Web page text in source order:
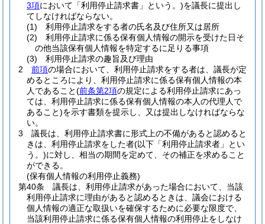
3項において「利用停止請求書」という。)を議長に提出し
てしなければならない。
(1)
利用停止請求をする者の氏名及び住所又は居所
(2)
利用停止請求に係る保有個人情報の開示を受けた日そ
の他当該保有個人情報を特定するに足りる事項
(3)
利用停止請求の趣旨及び理由
2
前項の場合において、利用停止請求をする者は、議長が定
めるところにより、利用停止請求に係る保有個人情報の本
人であること(前条第2項の規定による利用停止請求にあっ
ては、利用停止請求に係る保有個人情報の本人の代理人で
あること)を示す書類を提示し、又は提出しなければならな
い。
3
議長は、利用停止請求書に形式上の不備があると認めると
きは、利用停止請求をした者(以下「利用停止請求者」とい
う。)に対し、相当の期間を定めて、その補正を求めること
ができる。
(保有個人情報の利用停止義務)
第40条
議長は、利用停止請求があった場合において、当該
利用停止請求に理由があると認めるときは、議会における
個人情報の適正な取扱いを確保するために必要な限度で、
当該利用停止請求に係る保有個人情報の利用停止をしなけ